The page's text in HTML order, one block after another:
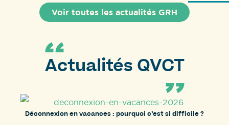
Voir toutes les actualités GRH
Actualités QVCT
Déconnexion en vacances : pourquoi c’est si difficile ?